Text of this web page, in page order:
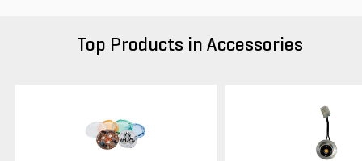
Top Products in Accessories